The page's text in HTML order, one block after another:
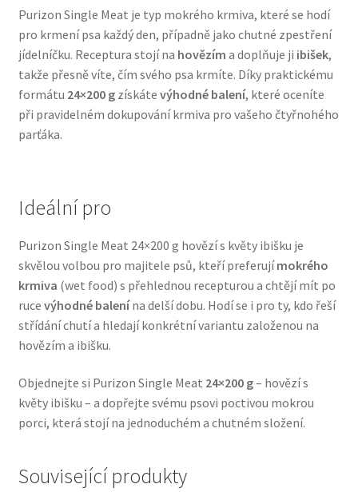
Ortopedické pelíšky
Přepravky pro psy
Purizon pro psy — Vysoký obsah masa, bez obilovin
Veterinární dieta pro psy
Vodítka a obojky
Wolf of Wilderness
Purizon Single Meat je typ mokrého krmiva, které se hodí
pro krmení psa každý den, případně jako chutné zpestření
jídelníčku. Receptura stojí na hovězím a doplňuje ji ibišek,
takže přesně víte, čím svého psa krmíte. Díky praktickému
formátu 24×200 gzískáte výhodné balení, které oceníte
při pravidelném dokupování krmiva pro vašeho čtyřnohého
parťáka.
Ideální pro
Purizon Single Meat 24×200 g hovězí s květy ibišku je
skvělou volbou pro majitele psů, kteří preferujímokrého
krmiva (wet food) s přehlednou recepturou a chtějí mít po
ruce výhodné balenína delší dobu. Hodí se i pro ty, kdo řeší
střídání chutí a hledají konkrétní variantu založenou na
hovězím a ibišku.
Objednejte si Purizon Single Meat 24×200 g– hovězí s
květy ibišku – a dopřejte svému psovi poctivou mokrou
porci, která stojí na jednoduchém a chutném složení.
Související produkty